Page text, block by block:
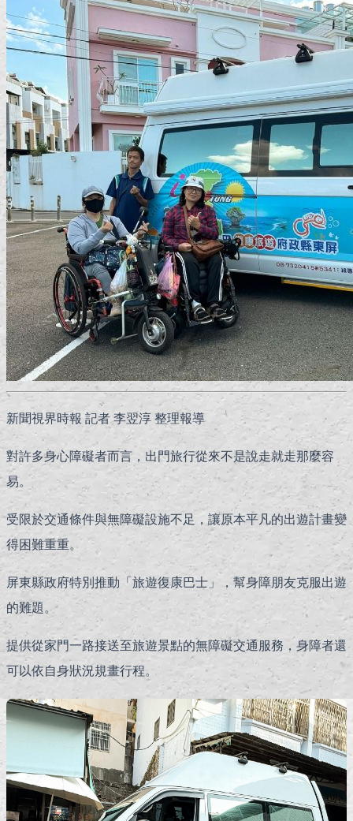
新聞視界時報 記者 李翌淳 整理報導
對許多身心障礙者而言，出門旅行從來不是說走就走那麼容
易。
受限於交通條件與無障礙設施不足，讓原本平凡的出遊計畫變
得困難重重。
屏東縣政府特別推動「旅遊復康巴士」，幫身障朋友克服出遊
的難題。
提供從家門一路接送至旅遊景點的無障礙交通服務，身障者還
可以依自身狀況規畫行程。